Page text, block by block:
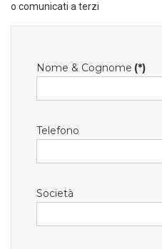
o comunicati a terzi
Nome & Cognome (*)
Telefono
Società